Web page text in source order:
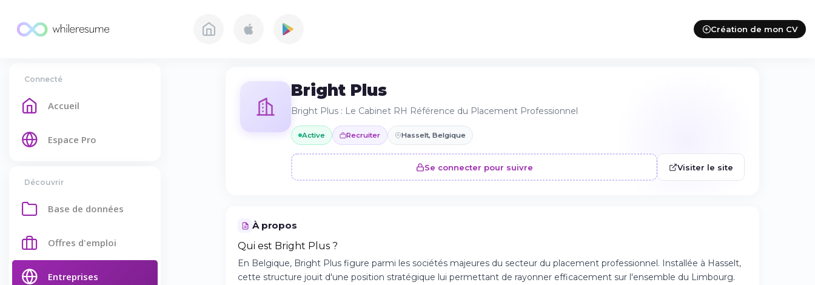
Création de mon CV
Connecté
Accueil
Espace Pro
Découvrir
Base de données
Offres d'emploi
Entreprises
Bright Plus
Bright Plus : Le Cabinet RH Référence du Placement Professionnel
Active Recruiter Hasselt, Belgique
Se connecter pour suivre Visiter le site
À propos
Qui est Bright Plus ?
En Belgique, Bright Plus figure parmi les sociétés majeures du secteur du placement professionnel. Installée à Hasselt,
cette structure jouit d'une position stratégique lui permettant de rayonner efficacement sur l'ensemble du Limbourg.